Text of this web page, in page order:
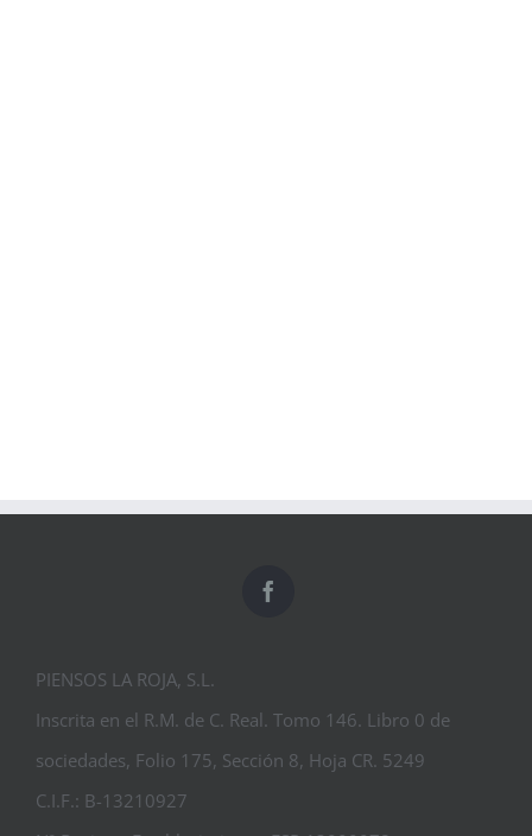
PIENSOS LA ROJA, S.L.
Inscrita en el R.M. de C. Real. Tomo 146. Libro 0 de
sociedades, Folio 175, Sección 8, Hoja CR. 5249
C.I.F.: B-13210927